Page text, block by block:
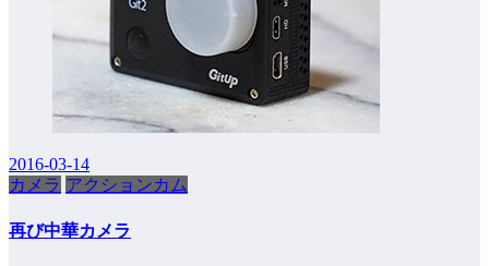
2016-03-14
カメラ アクションカム
再び中華カメラ